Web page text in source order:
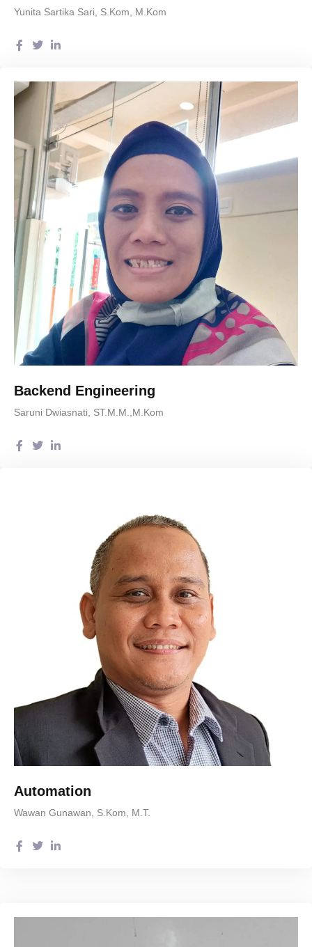
Yunita Sartika Sari, S.Kom, M.Kom
Backend Engineering
Saruni Dwiasnati, ST.M.M.,M.Kom
Automation
Wawan Gunawan, S.Kom, M.T.